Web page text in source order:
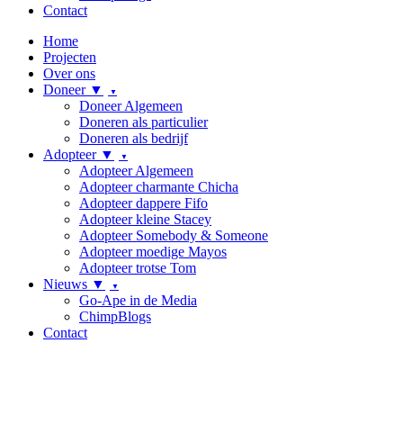
Contact
Home
Projecten
Over ons
Doneer ▼
Doneer Algemeen
Doneren als particulier
Doneren als bedrijf
Adopteer ▼
Adopteer Algemeen
Adopteer charmante Chicha
Adopteer dappere Fifo
Adopteer kleine Stacey
Adopteer Somebody & Someone
Adopteer moedige Mayos
Adopteer trotse Tom
Nieuws ▼
Go-Ape in de Media
ChimpBlogs
Contact